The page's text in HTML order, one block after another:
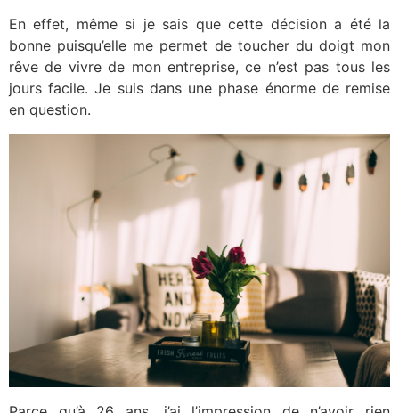
En effet, même si je sais que cette décision a été la
bonne puisqu’elle me permet de toucher du doigt mon
rêve de vivre de mon entreprise, ce n’est pas tous les
jours facile. Je suis dans une phase énorme de remise
en question.